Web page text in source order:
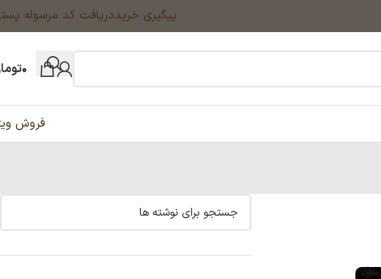
پیگیری خریددریافت کد مرسوله
۰
فروش